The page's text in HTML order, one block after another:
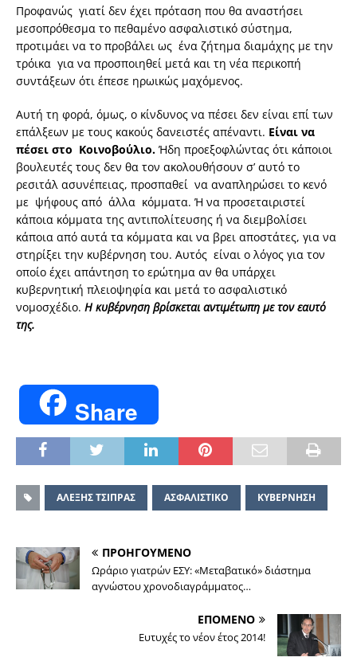
Προφανώς γιατί δεν έχει πρόταση που θα αναστήσει
μεσοπρόθεσμα το πεθαμένο ασφαλιστικό σύστημα,
προτιμάει να το προβάλει ως ένα ζήτημα διαμάχης με την
τρόικα για να προσποιηθεί μετά και τη νέα περικοπή
συντάξεων ότι έπεσε ηρωικώς μαχόμενος.
Αυτή τη φορά, όμως, ο κίνδυνος να πέσει δεν είναι επί των
επάλξεων με τους κακούς δανειστές απέναντι. Είναι να
πέσει στο Κοινοβούλιο. Ήδη προεξοφλώντας ότι κάποιοι
βουλευτές τους δεν θα τον ακολουθήσουν σ’ αυτό το
ρεσιτάλ ασυνέπειας, προσπαθεί να αναπληρώσει το κενό
με ψήφους από άλλα κόμματα. Ή να προσεταιριστεί
κάποια κόμματα της αντιπολίτευσης ή να διεμβολίσει
κάποια από αυτά τα κόμματα και να βρει αποστάτες, για να
στηρίξει την κυβέρνηση του. Αυτός είναι ο λόγος για τον
οποίο έχει απάντηση το ερώτημα αν θα υπάρχει
κυβερνητική πλειοψηφία και μετά το ασφαλιστικό
νομοσχέδιο. Η κυβέρνηση βρίσκεται αντιμέτωπη με τον εαυτό
της.
Share
ΑΛΕΞΗΣ ΤΣΙΠΡΑΣ ΑΣΦΑΛΙΣΤΙΚΟ ΚΥΒΕΡΝΗΣΗ
ΠΡΟΗΓΟΥΜΕΝΟ
Ωράριο γιατρών ΕΣΥ: «Μεταβατικό» διάστημα
αγνώστου χρονοδιαγράμματος…
ΕΠΟΜΕΝΟ
Ευτυχές το νέον έτος 2014!